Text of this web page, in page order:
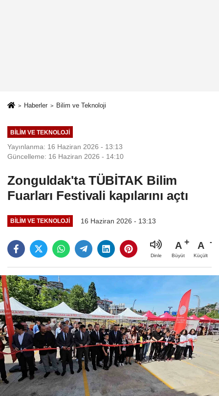
Haberler Bilim ve Teknoloji
BILIM VE TEKNOLOJI
Yayınlanma: 16 Haziran 2026 - 13:13
Güncelleme: 16 Haziran 2026 - 14:10
Zonguldak'ta TÜBİTAK Bilim
Fuarları Festivali kapılarını açtı
BILIM VE TEKNOLOJI 16 Haziran 2026 - 13:13
Dinle
A
Büyüt
A
Küçült